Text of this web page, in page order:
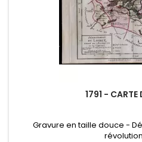
1791 - CARTE
Gravure en taille douce -